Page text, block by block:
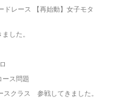
ドレース 【再始動】女子モタ
した。
ス問題
クラス 参戦してきました。